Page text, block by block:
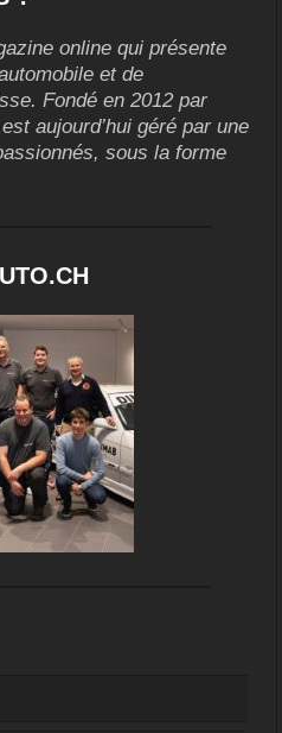
online qui présente
et de
Fondé en 2012 par
aujourd’hui géré par une
sous la forme